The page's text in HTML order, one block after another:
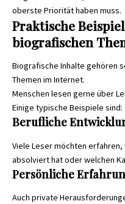
oberste Priorität haben muss.
Praktische
biografischen
Biografische Inhalte gehören
Themen im Internet.
Menschen lesen gerne über
Einige typische Beispiele sind:
Berufliche
Viele Leser möchten
absolviert hat oder welchen
Persönliche
Auch private